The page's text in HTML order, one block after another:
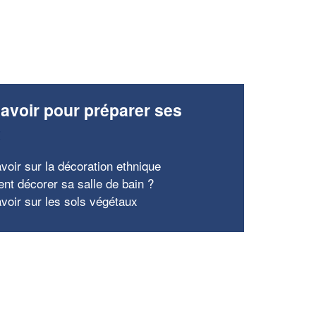
pour préparer ses
sur la décoration ethnique
décorer sa salle de bain ?
sur les sols végétaux